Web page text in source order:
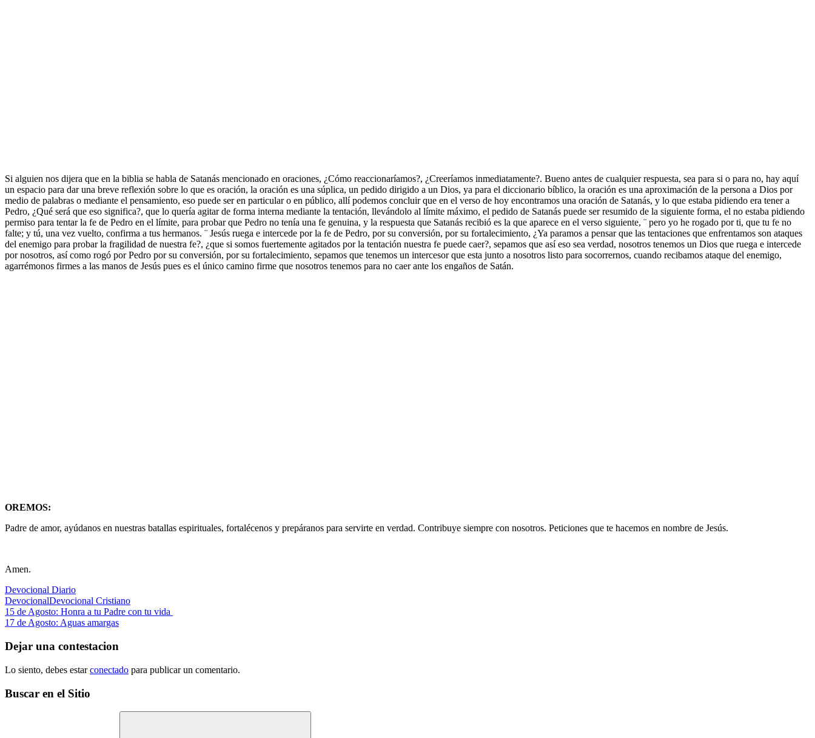
Si alguien nos dijera que en la biblia se habla de Satanás mencionado en oraciones, ¿Cómo reaccionaríamos?, ¿Creeríamos inmediatamente?. Bueno antes de cualquier respuesta, sea para si o para no, hay aquí
un espacio para dar una breve reflexión sobre lo que es oración, la oración es una súplica, un pedido dirigido a un Dios, ya para el diccionario bíblico, la oración es una aproximación de la persona a Dios por
medio de palabras o mediante el pensamiento, eso puede ser en particular o en público, allí podemos concluir que en el verso de hoy encontramos una oración de Satanás, y lo que estaba pidiendo era tener a
Pedro, ¿Qué será que eso significa?, que lo quería agitar de forma interna mediante la tentación, llevándolo al límite máximo, el pedido de Satanás puede ser resumido de la siguiente forma, el no estaba pidiendo
permiso para tentar la fe de Pedro en el límite, para probar que Pedro no tenía una fe genuina, y la respuesta que Satanás recibió es la que aparece en el verso siguiente, ¨ pero yo he rogado por ti, que tu fe no
falte; y tú, una vez vuelto, confirma a tus hermanos. ¨ Jesús ruega e intercede por la fe de Pedro, por su conversión, por su fortalecimiento, ¿Ya paramos a pensar que las tentaciones que enfrentamos son ataques
del enemigo para probar la fragilidad de nuestra fe?, ¿que si somos fuertemente agitados por la tentación nuestra fe puede caer?, sepamos que así eso sea verdad, nosotros tenemos un Dios que ruega e intercede
por nosotros, así como rogó por Pedro por su conversión, por su fortalecimiento, sepamos que tenemos un intercesor que esta junto a nosotros listo para socorrernos, cuando recibamos ataque del enemigo,
agarrémonos firmes a las manos de Jesús pues es el único camino firme que nosotros tenemos para no caer ante los engaños de Satán.
OREMOS:
Padre de amor, ayúdanos en nuestras batallas espirituales, fortalécenos y prepáranos para servirte en verdad. Contribuye siempre con nosotros. Peticiones que te hacemos en nombre de Jesús.
Amen.
Devocional Diario
DevocionalDevocional Cristiano
Navegación
de
entradas
Entrada
anterior:
15 de Agosto: Honra a tu Padre con tu vida
Siguiente
17 de Agosto: Aguas amargas
Dejar una contestacion
Lo siento, debes estarconectado para publicar un comentario.
Buscar en el Sitio